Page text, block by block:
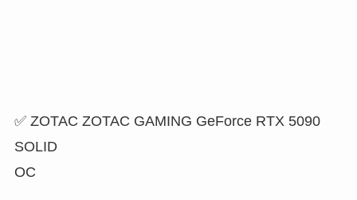
✅ ZOTAC ZOTAC GAMING GeForce RTX 5090
SOLID
OC